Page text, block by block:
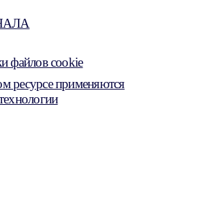
файлов cookie
ресурсе применяются